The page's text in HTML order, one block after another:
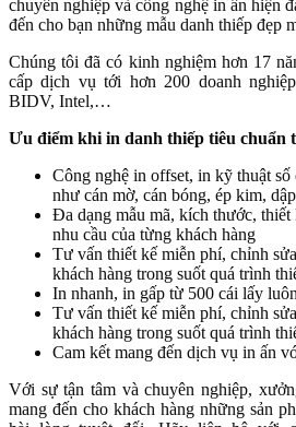
chuyên nghiệp và công nghệ in ấn hiện
đến cho bạn những mẫu danh thiếp đẹp
Chúng tôi đã có kinh nghiệm hơn 17
cấp dịch vụ tới hơn 200 doanh
BIDV, Intel,…
Ưu điểm khi in danh thiếp tiêu chuẩn
Công nghệ in offset, in kỹ thuật
như cán mờ, cán bóng, ép kim,
Đa dạng mẫu mã, kích thước,
nhu cầu của từng khách hàng
Tư vấn thiết kế miễn phí, chỉnh
khách hàng trong suốt quá trình
In nhanh, in gấp từ 500 cái lấy
Tư vấn thiết kế miễn phí, chỉnh
khách hàng trong suốt quá trình
Cam kết mang đến dịch vụ in ấn
Với sự tận tâm và chuyên nghiệp,
mang đến cho khách hàng những sản